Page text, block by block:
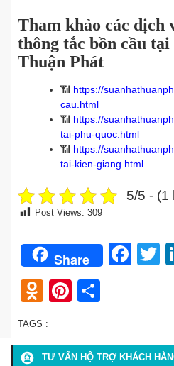
Tham khảo các dịch
thông tắc bồn cầu
Thuận Phát
📶 https://
cau.html
📶 https://
tai-phu-quoc.html
📶 https://
tai-kien-giang.html
5/5 - (1
Post Views: 309
Share
Odnoklassniki
Pinterest
TAGS :
TƯ VẤN HỘ TRỢ KHÁCH